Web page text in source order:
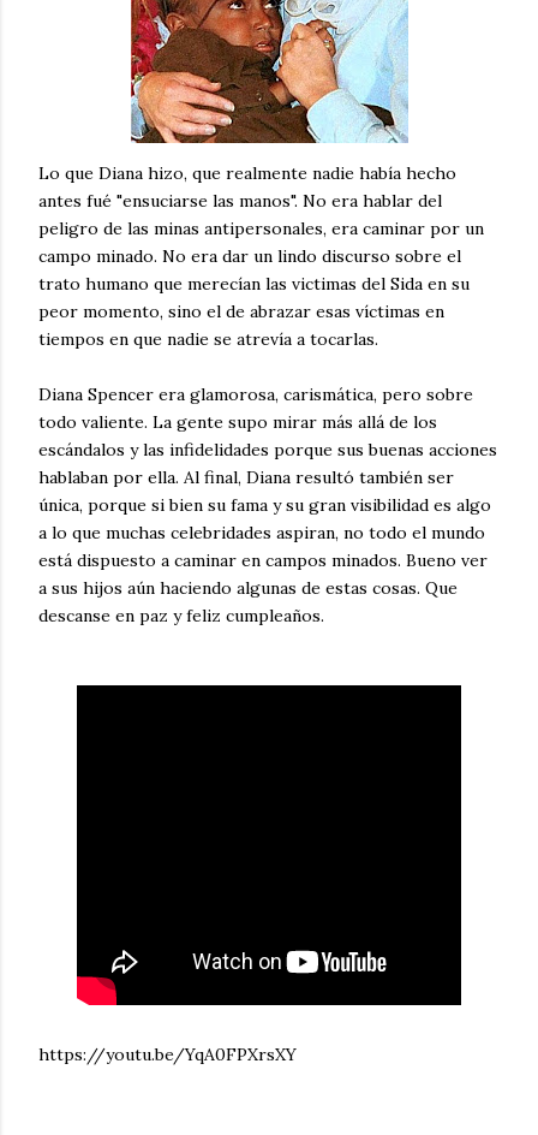
Lo que Diana hizo, que realmente nadie había hecho
antes fué "ensuciarse las manos". No era hablar del
peligro de las minas antipersonales, era caminar por un
campo minado. No era dar un lindo discurso sobre el
trato humano que merecían las victimas del Sida en su
peor momento, sino el de abrazar esas víctimas en
tiempos en que nadie se atrevía a tocarlas.
Diana Spencer era glamorosa, carismática, pero sobre
todo valiente. La gente supo mirar más allá de los
escándalos y las infidelidades porque sus buenas acciones
hablaban por ella. Al final, Diana resultó también ser
única, porque si bien su fama y su gran visibilidad es algo
a lo que muchas celebridades aspiran, no todo el mundo
está dispuesto a caminar en campos minados. Bueno ver
a sus hijos aún haciendo algunas de estas cosas. Que
descanse en paz y feliz cumpleaños.
https://youtu.be/YqA0FPXrsXY